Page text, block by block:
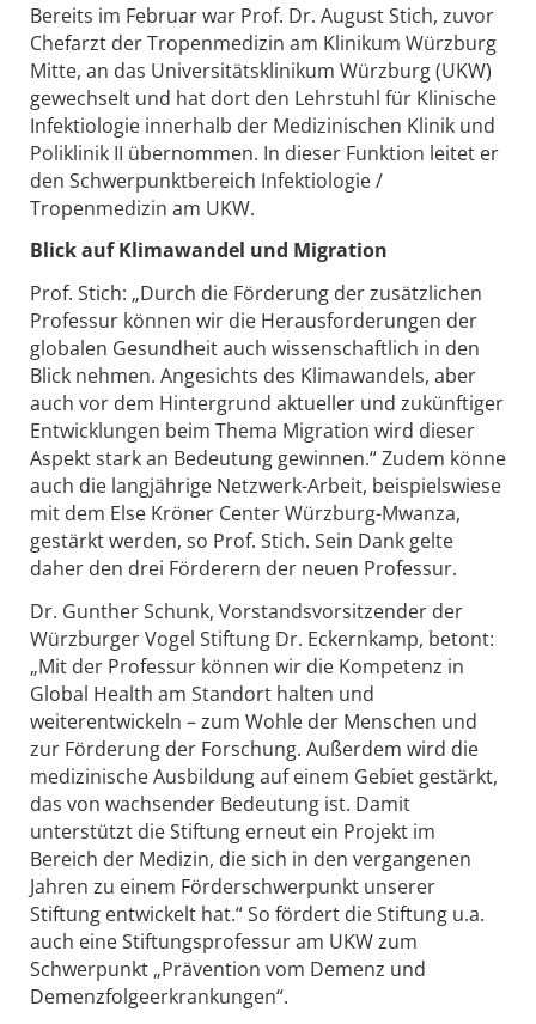
Bereits im Februar war Prof. Dr. August Stich, zuvor
Chefarzt der Tropenmedizin am Klinikum Würzburg
Mitte, an das Universitätsklinikum Würzburg (UKW)
gewechselt und hat dort den Lehrstuhl für Klinische
Infektiologie innerhalb der Medizinischen Klinik und
Poliklinik II übernommen. In dieser Funktion leitet er
den Schwerpunktbereich Infektiologie /
Tropenmedizin am UKW.
Blick auf Klimawandel und Migration
Prof. Stich: „Durch die Förderung der zusätzlichen
Professur können wir die Herausforderungen der
globalen Gesundheit auch wissenschaftlich in den
Blick nehmen. Angesichts des Klimawandels, aber
auch vor dem Hintergrund aktueller und zukünftiger
Entwicklungen beim Thema Migration wird dieser
Aspekt stark an Bedeutung gewinnen.“ Zudem könne
auch die langjährige Netzwerk-Arbeit, beispielswiese
mit dem Else Kröner Center Würzburg-Mwanza,
gestärkt werden, so Prof. Stich. Sein Dank gelte
daher den drei Förderern der neuen Professur.
Dr. Gunther Schunk, Vorstandsvorsitzender der
Würzburger Vogel Stiftung Dr. Eckernkamp, betont:
„Mit der Professur können wir die Kompetenz in
Global Health am Standort halten und
weiterentwickeln – zum Wohle der Menschen und
zur Förderung der Forschung. Außerdem wird die
medizinische Ausbildung auf einem Gebiet gestärkt,
das von wachsender Bedeutung ist. Damit
unterstützt die Stiftung erneut ein Projekt im
Bereich der Medizin, die sich in den vergangenen
Jahren zu einem Förderschwerpunkt unserer
Stiftung entwickelt hat.“ So fördert die Stiftung u.a.
auch eine Stiftungsprofessur am UKW zum
Schwerpunkt „Prävention vom Demenz und
Demenzfolgeerkrankungen“.